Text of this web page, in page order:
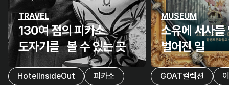
TRAVEL
130여 점의 피카소
도자기를 볼 수 있는 곳
HotelInsideOut
피카소
MUSEUM
소유에 서사를
벌어진 일
GOAT컬렉션